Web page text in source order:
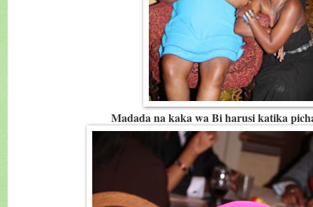
Madada na kaka wa Bi harusi katika